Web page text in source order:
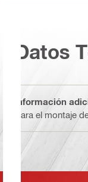
Datos
Información
Para el montaje